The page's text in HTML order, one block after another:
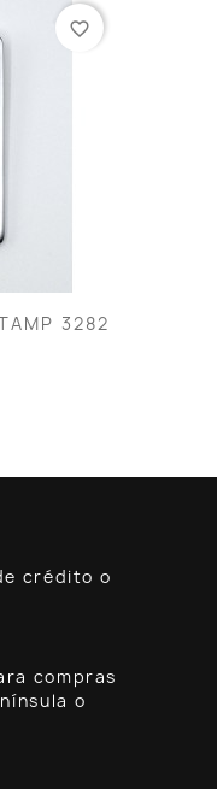
3282
favorite_border
crédito o
compras
o